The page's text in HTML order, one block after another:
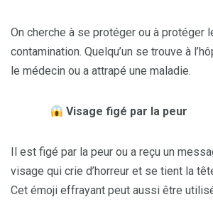
On cherche à se protéger ou à protéger
contamination. Quelqu’un se trouve à
le médecin ou a attrapé une maladie.
Visage figé par la peur
Il est figé par la peur ou a reçu un
visage qui crie d’horreur et se tient la
Cet émoji effrayant peut aussi être